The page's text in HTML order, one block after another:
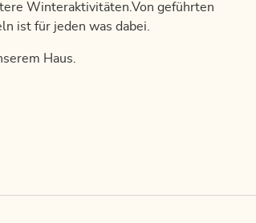
Winteraktivitäten.Von geführten
ist für jeden was dabei.
Haus.